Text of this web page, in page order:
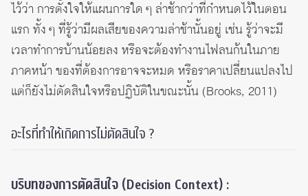
ไว้ว่า การตั้งใจให้แผนการใด ๆ ล่าช้ากว่าที่กำหนดไว้ในตอน
แรก ทั้ง ๆ ที่รู้ว่ามีผลเสียของความล่าช้านั้นอยู่ เช่น รู้ว่าจะมี
เวลาทำการบ้านน้อยลง หรือจะต้องทำงานไฟลนก้นในภาย
ภาคหน้า ของที่ต้องการอาจจะหมด หรือราคาเปลี่ยนแปลงไป
แต่ก็ยังไม่ตัดสินใจหรือปฏิบัติในขณะนั้น (Brooks, 2011)
อะไรที่ทำให้เกิดการไม่ตัดสินใจ ?
บริบทของการตัดสินใจ (Decision Context) :